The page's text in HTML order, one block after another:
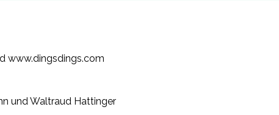
www.dingsdings.com
und Waltraud Hattinger